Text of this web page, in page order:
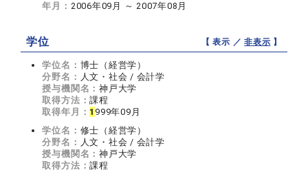
年月： 2006年09月 ～ 2007年08月
学位 【 表示 ／非表示 】
学位名： 博士（経営学）
分野名： 人文・社会 / 会計学
授与機関名：神戸大学
取得方法：課程
取得年月： 1 999年09月
学位名： 修士（経営学）
分野名： 人文・社会 / 会計学
授与機関名：神戸大学
取得方法：課程